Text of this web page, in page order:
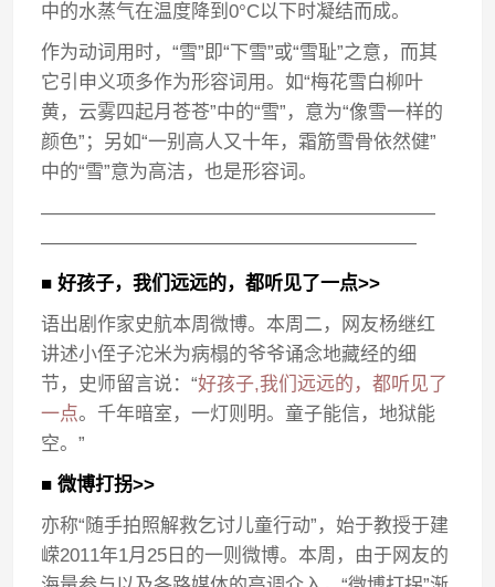
中的水蒸气在温度降到0°C以下时凝结而成。
作为动词用时，“雪”即“下雪”或“雪耻”之意，而其
它引申义项多作为形容词用。如“梅花雪白柳叶
黄，云雾四起月苍苍”中的“雪”，意为“像雪一样的
颜色”；另如“一别高人又十年，霜筋雪骨依然健”
中的“雪”意为高洁，也是形容词。
—————————————————————
————————————————————
■ 好孩子，我们远远的，都听见了一点>>
语出剧作家史航本周微博。本周二，网友杨继红
讲述小侄子沱米为病榻的爷爷诵念地藏经的细
节，史师留言说：“好孩子,我们远远的，都听见了
一点。千年暗室，一灯则明。童子能信，地狱能
空。”
■ 微博打拐>>
亦称“随手拍照解救乞讨儿童行动”，始于教授于建
嵘2011年1月25日的一则微博。本周，由于网友的